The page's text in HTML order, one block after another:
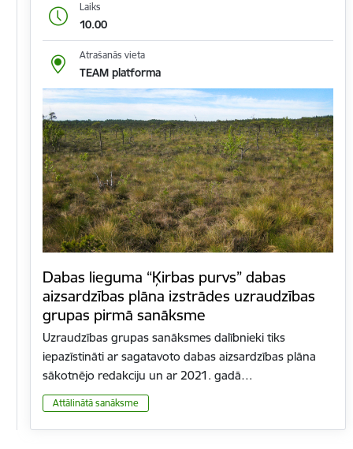
Laiks
10.00
Atrašanās vieta
TEAM platforma
Dabas lieguma “Ķirbas purvs” dabas
aizsardzības plāna izstrādes uzraudzības
grupas pirmā sanāksme
Uzraudzības grupas sanāksmes dalībnieki tiks
iepazīstināti ar sagatavoto dabas aizsardzības plāna
sākotnējo redakciju un ar 2021. gadā…
Attālinātā sanāksme